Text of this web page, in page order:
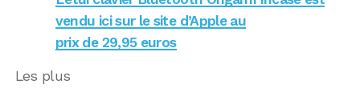
vendu ici sur le site d’Apple au
prix de 29,95 euros
Les plus